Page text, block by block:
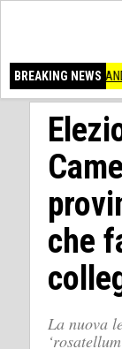
BREAKING NEWS
ANDRAOUS (PAVIA)
che
La nuova